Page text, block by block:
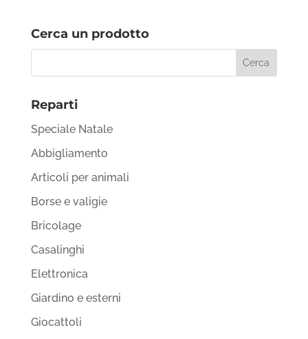
Cerca un prodotto
Reparti
Speciale Natale
Abbigliamento
Articoli per animali
Borse e valigie
Bricolage
Casalinghi
Elettronica
Giardino e esterni
Giocattoli